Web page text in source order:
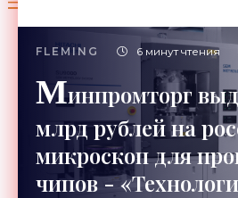
FLEMING 6 минут чтения
Минпромторг
млрд рублей на
микроскоп для
чипов -